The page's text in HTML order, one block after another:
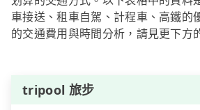
車接送、租車自駕、計程車、高鐵的
的交通費用與時間分析，請見更下方
tripool 旅步